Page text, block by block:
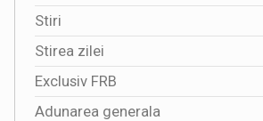
Stiri
Stirea zilei
Exclusiv FRB
Adunarea generala